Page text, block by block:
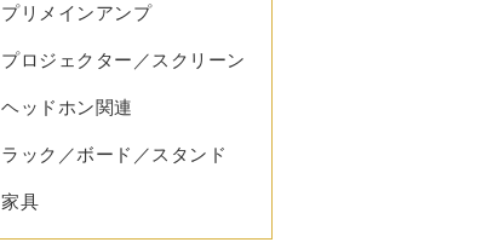
プリメインアンプ
プロジェクター／スクリーン
ヘッドホン関連
ラック／ボード／スタンド
家具